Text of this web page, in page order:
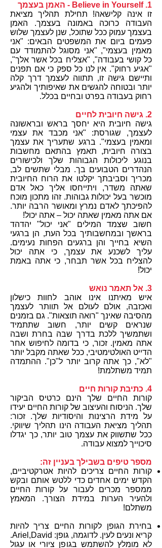
1. Believe in Yourself - האמן בעצמך
זו אינה קלישאה! תחילת תהליך מציאת
העבודה כרוכה באמונה בעצמך. האמן
בעצמך עמוק ככל שתוכל, שנן לעצמך שלוש
פעמים ביום את המשפטים הבאים: "אני
מאמין בעצמי", "אני מסוגל להתמודד עם
כל קושי בעבודה", "אצליח בכל אשר אלך",
"אגיע רחוק". אין לנו כל ספק כי אם תפנים
ותיישם גישה זו, תתווה לעצמך דרך קלה
יותר ובטוחה להגשים את שאיפותיך ולהגיע
רחוק בעבודה בפרט ובחיים בכלל.
2. גישה חיובית לחיים
גישה חיובית היא יחסך בראש ובראשונה
לעצמך, שגורסת: "אני מכבד את עצמי
ומאמין בעצמי". ברגע שתעריך את עצמך
בצורה חיובית, תאמץ בהתאם מחשבות
בנוגע ליכולות הגבוהות שלך ולכישורים
הנהדרים הטבועים בך. מבלי שתשים לב,
מכריך וסביבתך יקלטו את הרוח החיובית
שאתה משדר, ויתייחסו אליך כאל אדם
מוכשר בעל יכולות גבוהות. זהו מתכון מוכח
להפיכתך לאדם נמרץ ומאושר הרבה יותר.
אם אתה מאמין שאתה יכול – אתה יכול!
חשוב שצמד המילים "אני יכול" יהדהד
בראשך ובמחשבותיך בכל העת, הן ברגעי
השיא בחייך והן ברגעים הפחות נעימים.
עליך לשכנע את עצמך, כי אתה יכול
להצליח בכל אשר תבחר, כי אתה באמת
יכול!
3. אל תאמר נואש
איש מאיתנו אינו אוהב לחוות כישלון
ואכזבה, אולם לעולם אל תוותר לעצמך
מהסיבה שאינך "רואה תוצאות". גם בזמנים
שנראים קשים יותר, חשוב שתתמיד
ושתמשיך ללכת בדרך שבה בחרת ושבה
אתה מאמין. זכור, כי בדומה לחיפוש אחר
הדייט האולטימטיבי, ככל שאתה מקבל יותר
"לא", כך אתה קרוב יותר ל"כן". ההתמדה
תמיד משתלמת!
4. כתיבת קורות חיים
קורות החיים שלך הינם כרטיס הביקור
שלך. הניסוח והעיצוב של קורות החיים יעידו
על מידת הרצינות והיסודיות שלך. זכור:
תהליך מציאת העבודה הינו תהליך שיווקי.
ככל שתשווק את עצמך טוב יותר, כך יגדלו
סיכוייך למצוא עבודה.
מספר טיפים בשבילך בעניין זה:
קורות החיים צריכים להיות אטרקטיביים,
הקדש ימים אחדים כדי ללטש אותם ובקש
ממספר מכרים לעבור על קורות החיים
ולהעיר הערות במידת הצורך. המאמץ
משתלם!
בחירת הגופן לקורות החיים צריך להיות
קריא ונעים לעין. לדוגמה, גופן: Ariel,David.
לא מומלץ להשתמש בגופן ציורי או עגול